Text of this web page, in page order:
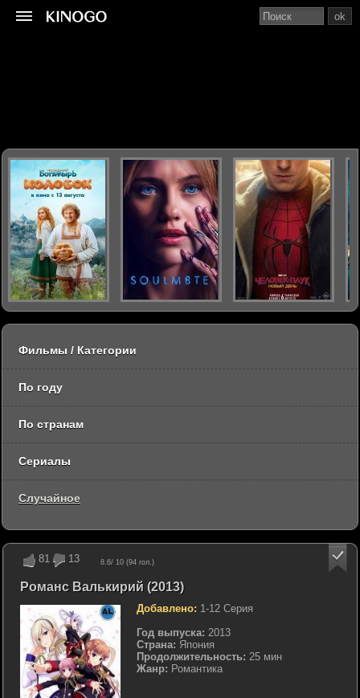
81 13 8.6/ 10 (94 гол.)
Романс Валькирий (2013)
Добавлено: 1-12 Серия
Год выпуска: 2013
Страна: Япония
Продолжительность: 25 мин
Жанр: Романтика
ok
Фильмы / Категории
По году
По странам
Сериалы
Случайное